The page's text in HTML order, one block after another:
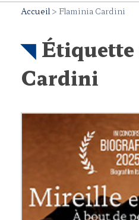
Accueil> Flaminia Cardini
Étiquette
Cardini